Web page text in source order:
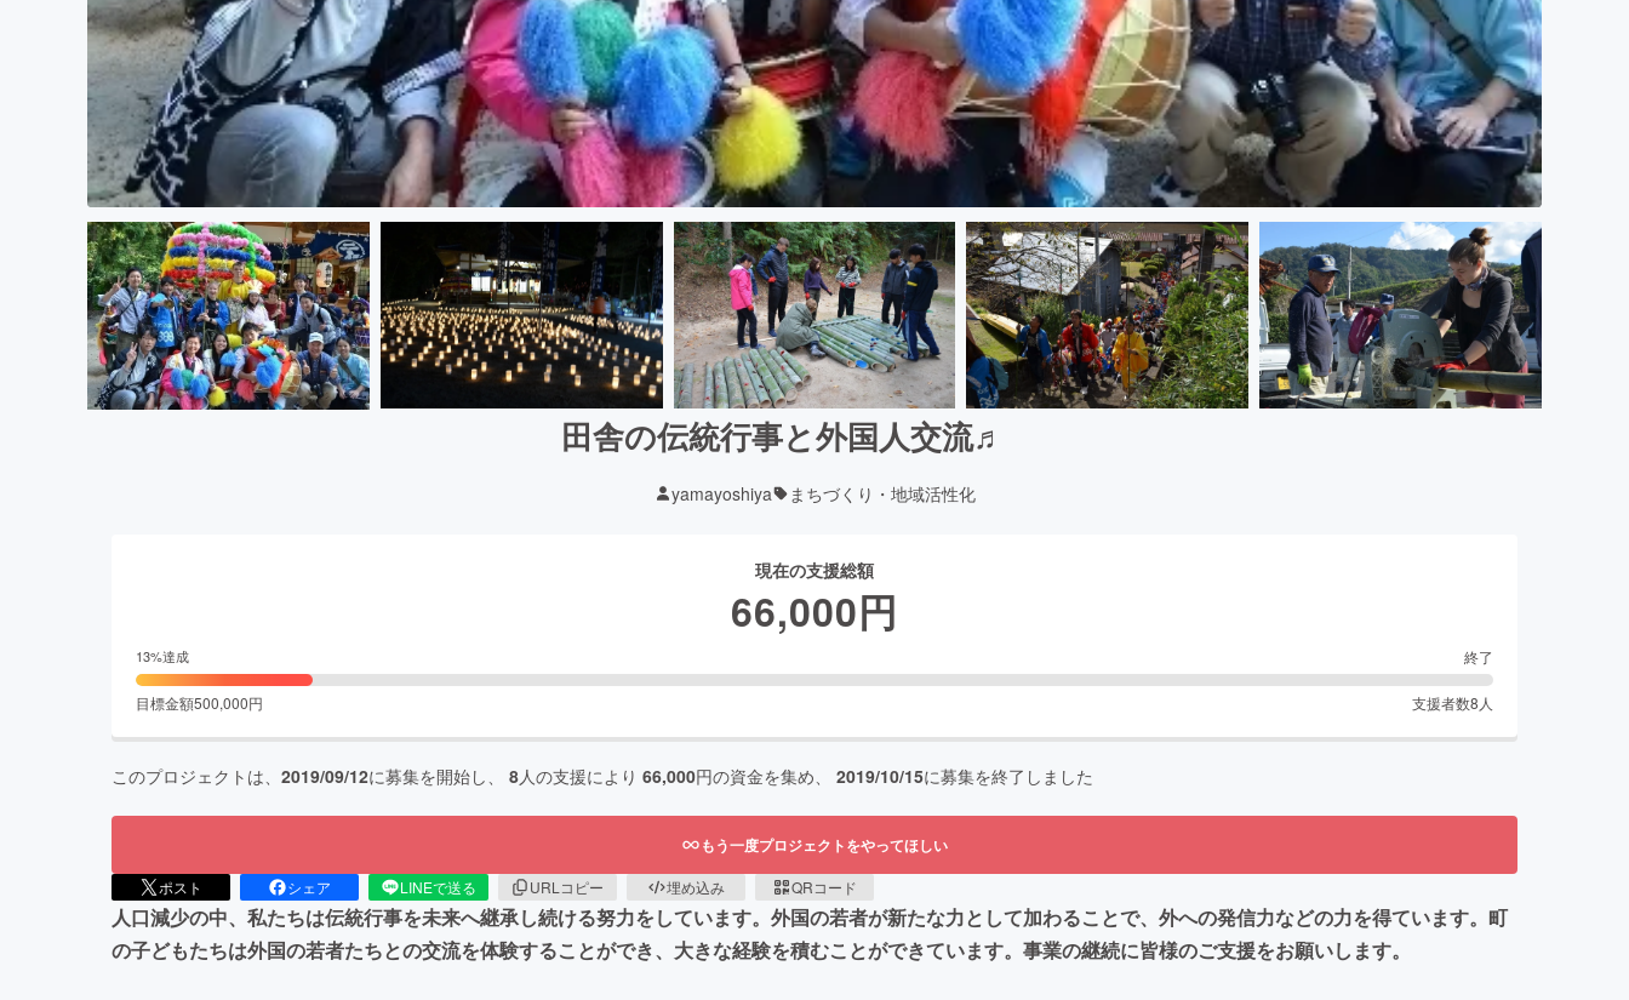
田舎の伝統行事と外国人交流♬
yamayoshiya まちづくり・地域活性化
現在の支援総額
66,000円
13%達成 終了
目標金額500,000円 支援者数8 人
このプロジェクトは、 2019/09/12に募集を開始し、 8人の支援により 66,000円の資金を集め、 2019/10/15に募集を終了しました
もう一度プロジェクトをやってほしい
ポスト シェア LINEで送る URLコピー 埋め込み QRコード
人口減少の中、私たちは伝統行事を未来へ継承し続ける努力をしています。外国の若者が新たな力として加わることで、外への発信力などの力を得ています。町
の子どもたちは外国の若者たちとの交流を体験することができ、大きな経験を積むことができています。事業の継続に皆様のご支援をお願いします。